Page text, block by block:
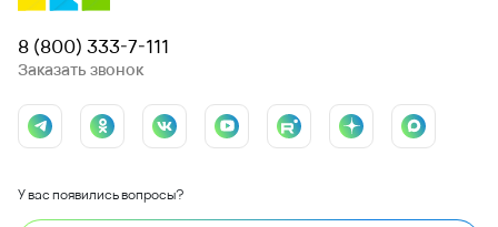
8 (800) 333-7-111
Заказать звонок
У вас появились вопросы?